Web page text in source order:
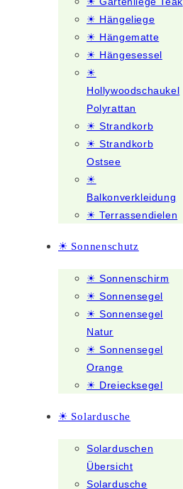
☀ Hängeliege
☀ Hängematte
☀ Hängesessel
☀
Hollywoodschaukel
Polyrattan
☀ Strandkorb
☀ Strandkorb
Ostsee
☀
Balkonverkleidung
☀ Terrassendielen
☀ Sonnenschutz
☀ Sonnenschirm
☀ Sonnensegel
☀ Sonnensegel
Natur
☀ Sonnensegel
Orange
☀ Dreiecksegel
☀ Solardusche
Solarduschen
Übersicht
Solardusche